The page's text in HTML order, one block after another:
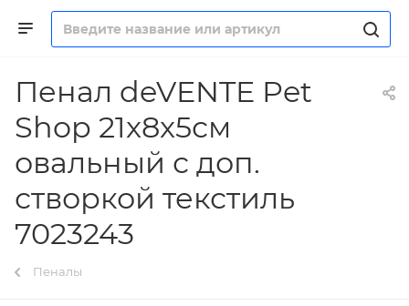
Пенал deVENTE Pet
Shop 21x8x5см
овальный с доп.
створкой текстиль
7023243
Пеналы